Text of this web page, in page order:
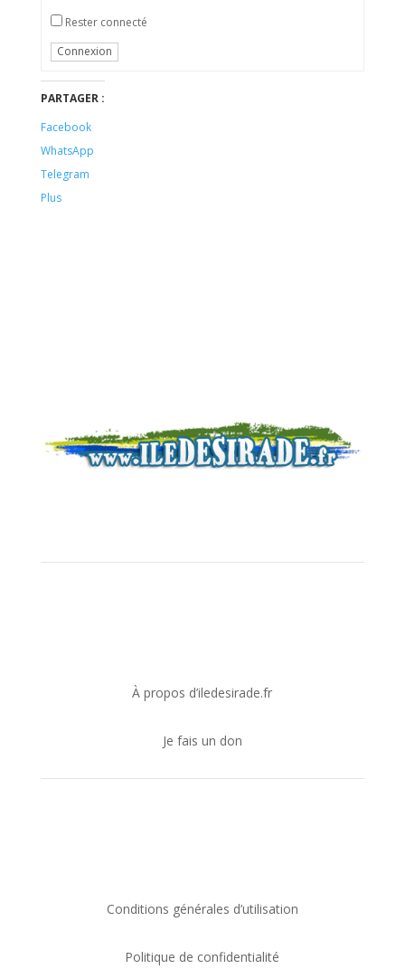
Rester connecté
Alternative:
Connexion
PARTAGER :
Facebook
WhatsApp
Telegram
Plus
À propos d’iledesirade.fr
Je fais un don
Conditions générales d’utilisation
Politique de confidentialité